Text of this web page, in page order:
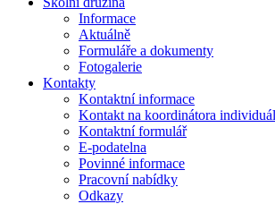
Informace
Aktuálně
Formuláře a dokumenty
Fotogalerie
Kontakty
Kontaktní informace
Kontakt na koordinátora
Kontaktní formulář
E-podatelna
Povinné informace
Pracovní nabídky
Odkazy